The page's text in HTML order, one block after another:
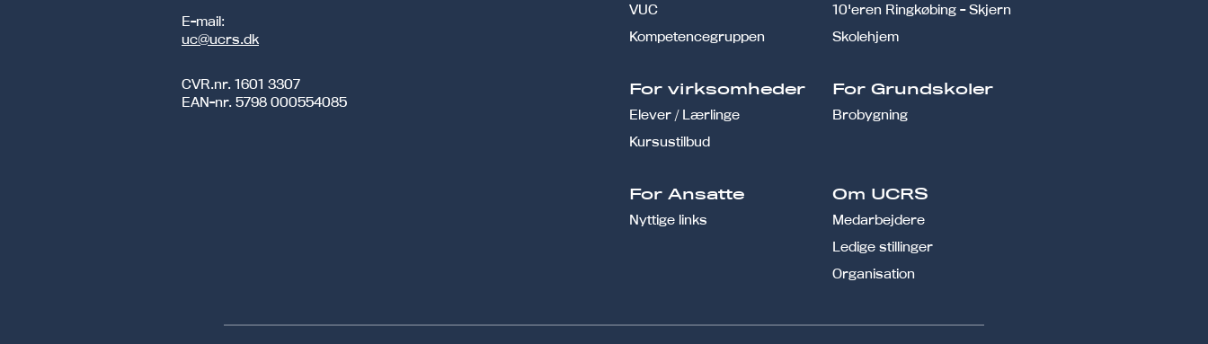
E-mail:
uc@ucrs.dk
CVR.nr. 1601 3307
EAN-nr. 5798 000554085
VUC
Kompetencegruppen
10'eren Ringkøbing - Skjern
Skolehjem
For virksomheder
Elever / Lærlinge
Kursustilbud
For Grundskoler
Brobygning
For Ansatte
Nyttige links
Om UCRS
Medarbejdere
Ledige stillinger
Organisation